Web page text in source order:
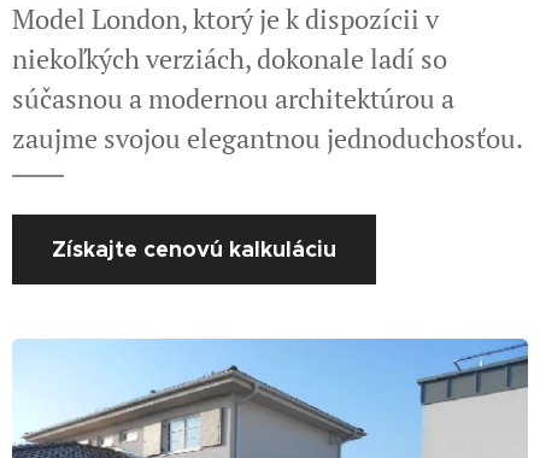
Model London, ktorý je k dispozícii v
niekoľkých verziách, dokonale ladí so
súčasnou a modernou architektúrou a
zaujme svojou elegantnou jednoduchosťou.
Získajte cenovú kalkuláciu